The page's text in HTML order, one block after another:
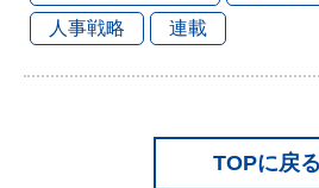
人事戦略
連載
TOPに戻る